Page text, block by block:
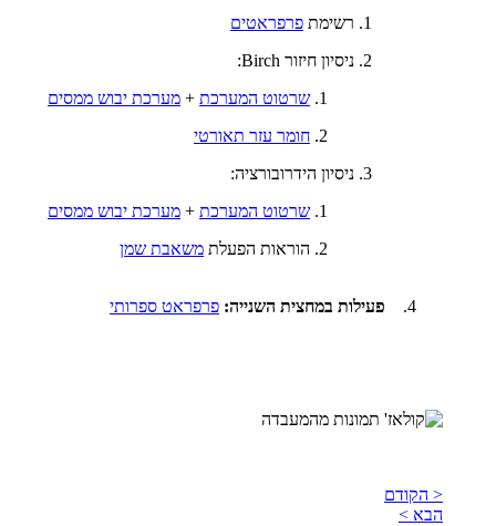
רשימת פרפראטים
ניסיון חיזור Birch:
שרטוט המערכת + מערכת יבוש ממסים
חומר עזר תאורטי
ניסיון הידרובורציה:
שרטוט המערכת + מערכת יבוש ממסים
הוראות הפעלת משאבת שמן
פעילות במחצית השנייה: פרפראט ספרותי
< הקודם
הבא >